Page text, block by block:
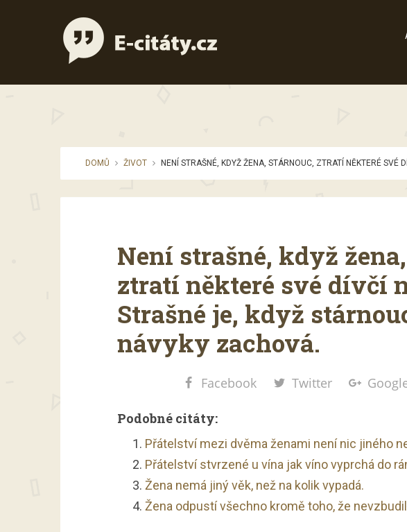
DOMŮ ŽIVOT NENÍ STRAŠNÉ, KDYŽ ŽENA, STÁRNOUC, ZTRATÍ NĚKTERÉ
Není strašné, když
ztratí některé své dívčí
Strašné je, když
návyky zachová.
Facebook Twitter
Podobné citáty:
Přátelství mezi dvěma ženami není nic jiného
Přátelství stvrzené u vína jak víno vyprchá do
Žena nemá jiný věk, než na kolik vypadá.
Žena odpustí všechno kromě toho, že